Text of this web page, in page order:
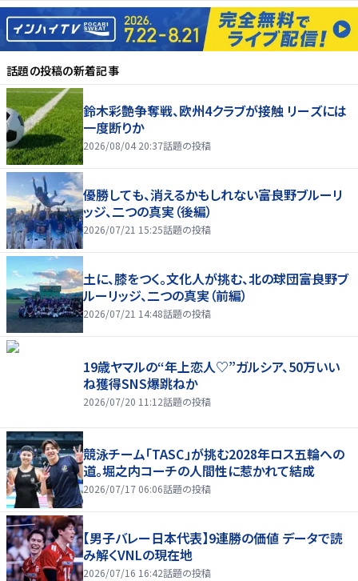
話題の投稿の新着記事
鈴木彩艶争奪戦、欧州4クラブが接触 リーズには
一度断りか
2026/08/04 20:37話題の投稿
優勝しても、消えるかもしれない――富良野ブルーリ
ッジ、二つの真実（後編）
2026/07/21 15:25話題の投稿
土に、膝をつく。文化人が挑む、北の球団――富良野ブ
ルーリッジ、二つの真実（前編）
2026/07/21 14:48話題の投稿
19歳ヤマルの“年上恋人♡”ガルシア、50万いい
ね獲得SNS爆跳ねか
2026/07/20 11:12話題の投稿
競泳チーム「TASC」が挑む2028年ロス五輪への
道。堀之内コーチの人間性に惹かれて結成
2026/07/17 06:06話題の投稿
【男子バレー日本代表】9連勝の価値 データで読
み解くVNLの現在地
2026/07/16 16:42話題の投稿